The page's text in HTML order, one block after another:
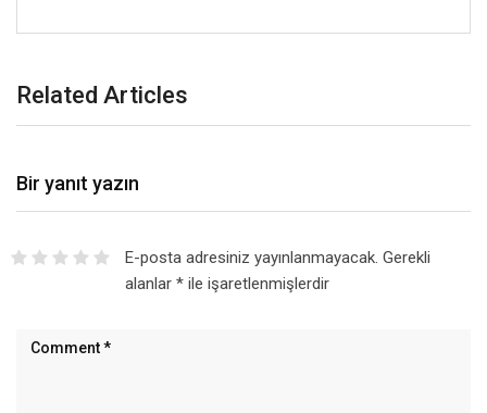
Related Articles
Bir yanıt yazın
E-posta adresiniz yayınlanmayacak. Gerekli
alanlar *ile işaretlenmişlerdir